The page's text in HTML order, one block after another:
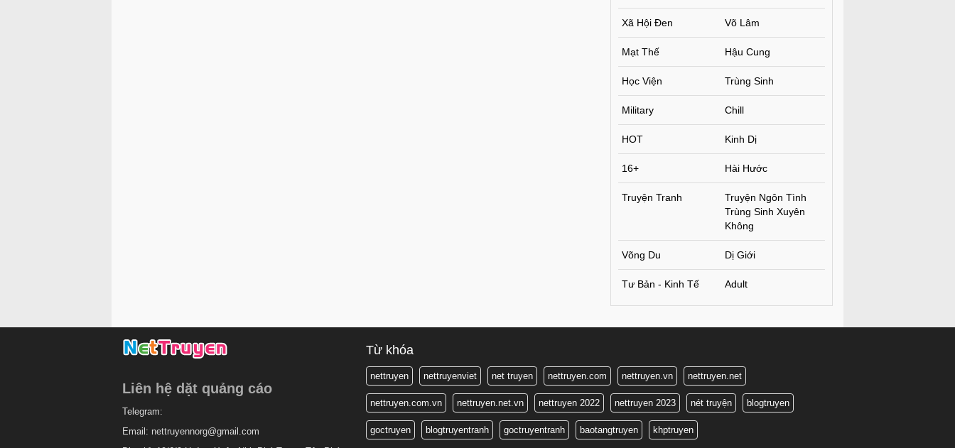
Xã Hội Đen Võ Lâm
Mạt Thế Hậu Cung
Học Viện Trùng Sinh
Military Chill
HOT Kinh Dị
16+ Hài Hước
Truyện Tranh
Truyện Ngôn Tình
Trùng Sinh Xuyên
Không
Võng Du Dị Giới
Tư Bản - Kinh Tế Adult
Liên hệ dặt quảng cáo
Telegram:
Email: nettruyennorg@gmail.com
Từ khóa
nettruyen nettruyenviet net truyen nettruyen.com nettruyen.vn nettruyen.net
nettruyen.com.vn nettruyen.net.vn nettruyen 2022 nettruyen 2023 nét truyện blogtruyen
goctruyen blogtruyentranh goctruyentranh baotangtruyen khptruyen